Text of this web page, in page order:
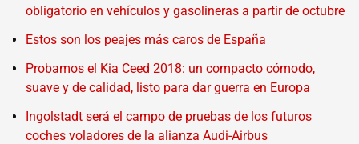
obligatorio en vehículos y gasolineras a partir de octubre
Estos son los peajes más caros de España
Probamos el Kia Ceed 2018: un compacto cómodo,
suave y de calidad, listo para dar guerra en Europa
Ingolstadt será el campo de pruebas de los futuros
coches voladores de la alianza Audi-Airbus